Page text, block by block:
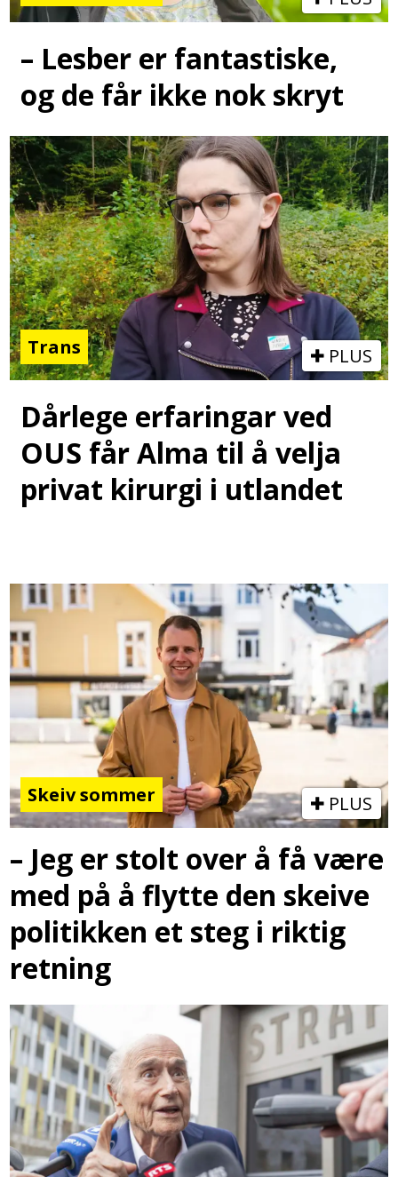
– Lesber er fantastiske,
og de får ikke nok skryt
Trans PLUS
Dårlege erfaringar ved
OUS får Alma til å velja
privat kirurgi i utlandet
Skeiv sommer PLUS
– Jeg er stolt over å få være
med på å flytte den skeive
politikken et steg i riktig
retning